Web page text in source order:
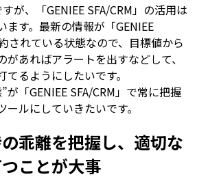
が、「GENIEE SFA/CRM」の活用は
ます。最新の情報が「GENIEE
されている状態なので、目標値から
があればアラートを出すなどして、
るようにしたいです。
が「GENIEE SFA/CRM」で常に把握
ルにしていきたいです。
乖離を把握し、適切な
ことが大事